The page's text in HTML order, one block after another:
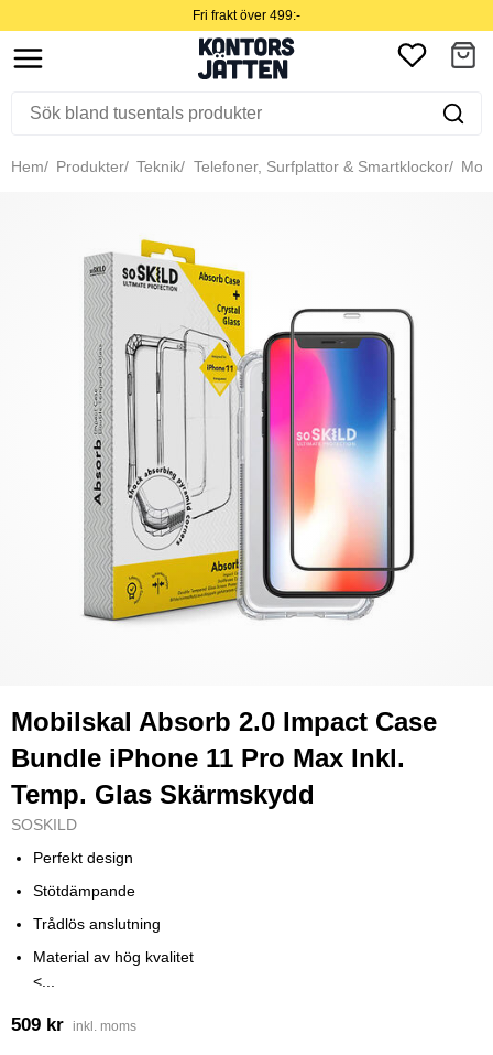
Fri frakt över 499:-
Hem Produkter Teknik Telefoner, Surfplattor & Smartklockor
Mobilskal Absorb 2.0 Impact Case
Bundle iPhone 11 Pro Max Inkl.
Temp. Glas Skärmskydd
SOSKILD
Perfekt design
Stötdämpande
Trådlös anslutning
Material av hög kvalitet
<...
509 kr inkl. moms